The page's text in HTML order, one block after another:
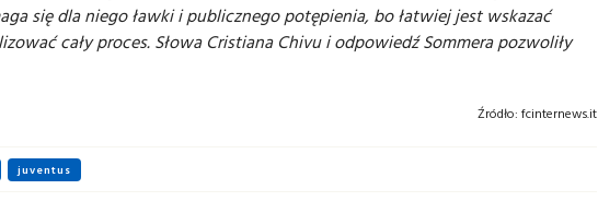
się dla niego ławki i publicznego potępienia, bo łatwiej jest wskazać
cały proces. Słowa Cristiana Chivu i odpowiedź Sommera pozwoliły
Źródło: fcinternews.it
juventus